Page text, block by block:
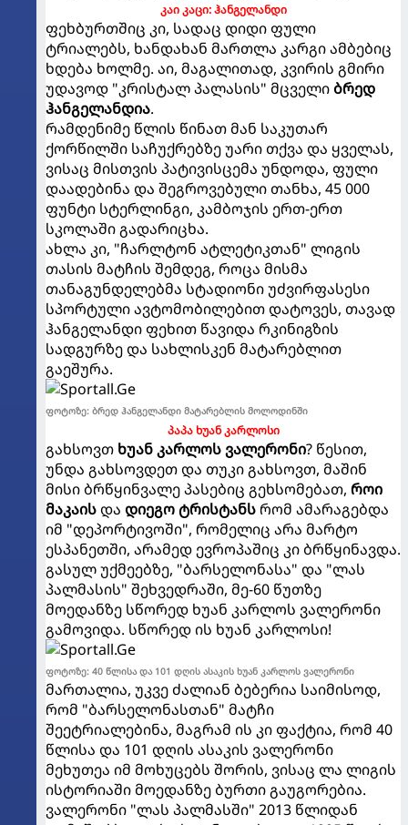
კაი კაცი: ჰანგელანდი
ფეხბურთშიც კი, სადაც დიდი ფული
ტრიალებს, ხანდახან მართლა კარგი ამბებიც
ხდება ხოლმე. აი, მაგალითად, კვირის გმირი
უდავოდ "კრისტალ პალასის" მცველიბრედ
ჰანგელანდია.
რამდენიმე წლის წინათ მან საკუთარ
ქორწილში საჩუქრებზე უარი თქვა და ყველას,
ვისაც მისთვის პატივისცემა უნდოდა, ფული
დაადებინა და შეგროვებული თანხა, 45 000
ფუნტი სტერლინგი, კამბოჯის ერთ-ერთ
სკოლაში გადარიცხა.
ახლა კი, "ჩარლტონ ატლეტიკთან" ლიგის
თასის მატჩის შემდეგ, როცა მისმა
თანაგუნდელებმა სტადიონი უძვირფასესი
სპორტული ავტომობილებით დატოვეს, თავად
ჰანგელანდი ფეხით წავიდა რკინიგზის
სადგურზე და სახლისკენ მატარებლით
გაეშურა.
ფოტოზე: ბრედ ჰანგელანდი მატარებლის მოლოდინში
პაპა ხუან კარლოსი
გახსოვთ ხუან კარლოს ვალერონი? წესით,
უნდა გახსოვდეთ და თუკი გახსოვთ, მაშინ
მისი ბრწყინვალე პასებიც გეხსომებათ, როი
მაკაისდა დიეგო ტრისტანსრომ ამარაგებდა
იმ "დეპორტივოში", რომელიც არა მარტო
ესპანეთში, არამედ ევროპაშიც კი ბრწყინავდა.
გასულ უქმეებზე, "ბარსელონასა" და "ლას
პალმასის" შეხვედრაში, მე-60 წუთზე
მოედანზე სწორედ ხუან კარლოს ვალერონი
გამოვიდა. სწორედ ის ხუან კარლოსი!
ფოტოზე: 40 წლისა და 101 დღის ასაკის ხუან კარლოს ვალერონი
მართალია, უკვე ძალიან ბებერია საიმისოდ,
რომ "ბარსელონასთან" მატჩი
შეეტრიალებინა, მაგრამ ის კი ფაქტია, რომ 40
წლისა და 101 დღის ასაკის ვალერონი
მეხუთეა იმ მოხუცებს შორის, ვისაც ლა ლიგის
ისტორიაში მოედანზე ბურთი გაუგორებია.
ვალერონი "ლას პალმასში" 2013 წლიდან